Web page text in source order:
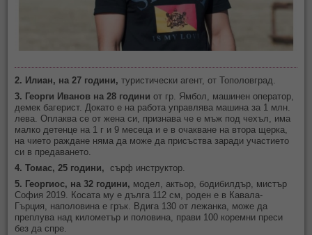
2. Илиан, на 27 години,туристически агент, от Тополовград.
3. Георги Иванов на 28 годиниот гр. Ямбол, машинен оператор,
демек багерист. Докато е на работа управлява машина за 1 млн.
лева. Оплаква се от жена си, признава че е мъж под чехъл, има
малко детенце на 1 г и 9 месеца и е в очакване на втора щерка,
на чието раждане няма да може да присъства заради участието
си в предаването.
4. Томас, 25 години,
сърф инструктор.
5. Георгиос, на 32 години, модел, актьор, бодибилдър, мистър
София 2019. Косата му е дълга 112 см, роден е в Кавала-
Гърция, наполовина е грък. Вдига 130 от лежанка, може да
преплува над километър и половина, прави 100 коремни преси
без да спре.